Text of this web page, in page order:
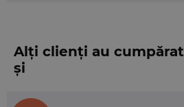
Alți clienți au cumpărat
și